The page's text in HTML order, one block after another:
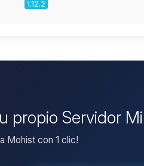
1.12.2
propio Servidor
Mohist con 1 clic!